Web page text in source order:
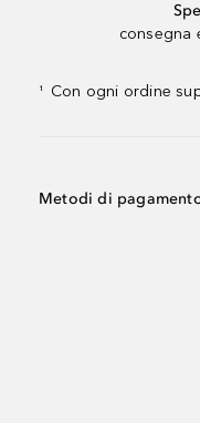
consegna
¹ Con ogni ordine
Metodi di